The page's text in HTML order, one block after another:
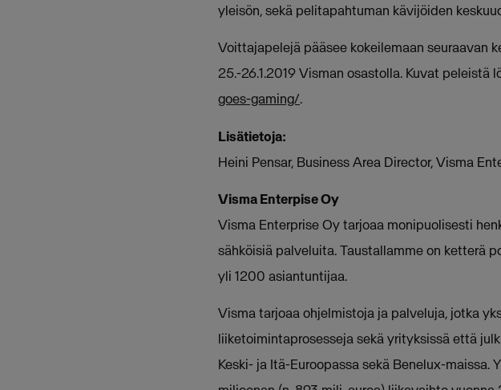
yleisön, sekä pelitapahtuman kävijöiden
Voittajapelejä pääsee kokeilemaan seuraavan
25.-26.1.2019 Visman osastolla. Kuvat peleistä
goes-gaming/.
Lisätietoja:
Heini Pensar, Business Area Director, Visma
Visma Enterpise Oy
Visma Enterprise Oy tarjoaa monipuolisesti
sähköisiä palveluita. Taustallamme on ketterä
yli 1200 asiantuntijaa.
Visma tarjoaa ohjelmistoja ja palveluja, jotka
liiketoimintaprosesseja sekä yrityksissä että
Keski- ja Itä-Euroopassa sekä Benelux-